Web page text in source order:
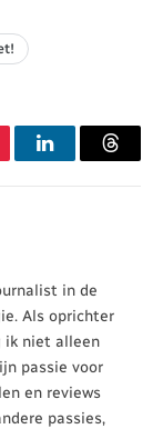
LinkedIn
in de
Als oprichter
ik niet alleen
passie voor
en reviews
passies,